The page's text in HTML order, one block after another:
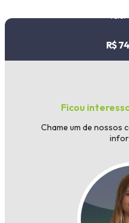
R$
Ficou
Chame um de nossos